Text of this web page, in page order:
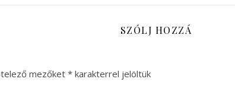
SZÓLJ HOZZÁ
mezőket * karakterrel jelöltük